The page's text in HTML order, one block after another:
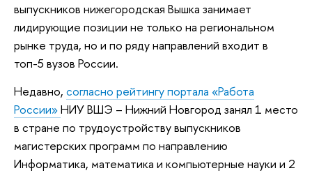
выпускников нижегородская Вышка занимает
лидирующие позиции не только на региональном
рынке труда, но и по ряду направлений входит в
топ-5 вузов России.
Недавно, согласно рейтингу портала «Работа
России»НИУ ВШЭ – Нижний Новгород занял 1 место
в стране по трудоустройству выпускников
магистерских программ по направлению
Информатика, математика и компьютерные науки и 2